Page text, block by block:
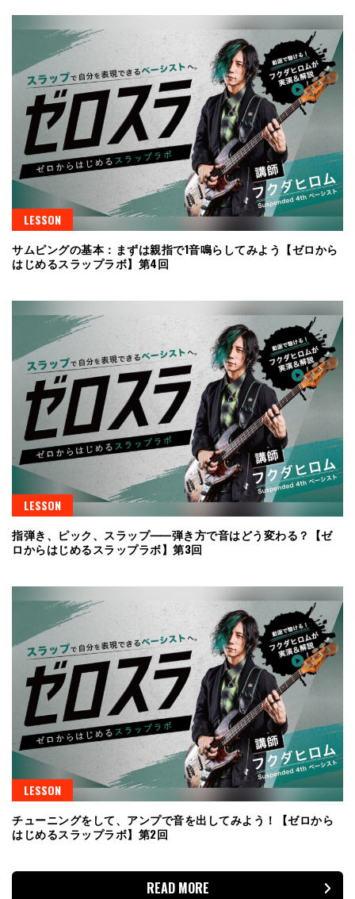
LESSON
サムピングの基本：まずは親指で1音鳴らしてみよう【ゼロから
はじめるスラップラボ】第4回
LESSON
指弾き、ピック、スラップ⸺弾き方で音はどう変わる？【ゼ
ロからはじめるスラップラボ】第3回
LESSON
チューニングをして、アンプで音を出してみよう！【ゼロから
はじめるスラップラボ】第2回
READ MORE